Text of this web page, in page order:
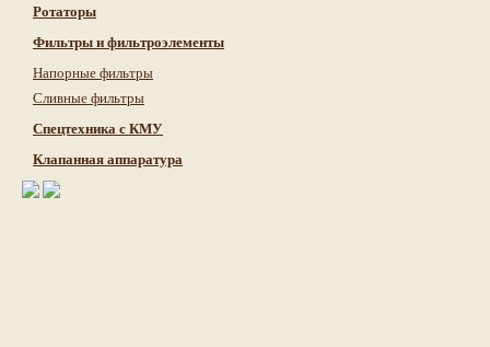
Ротаторы
Фильтры и фильтроэлементы
Напорные фильтры
Сливные фильтры
Cпецтехника с КМУ
Клапанная аппаратура